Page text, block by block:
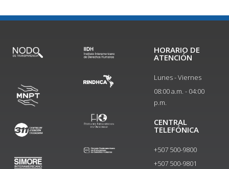
HORARIO DE
ATENCIÓN
Lunes - Viernes
08:00 a.m. - 04:00
p.m.
CENTRAL
TELEFÓNICA
+507 500-9800
+507 500-9801​